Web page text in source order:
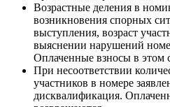
Возрастные деления в
возникновения спорных
выступления, возраст
выяснении нарушений
Оплаченные взносы в этом
При несоответствии
участников в номере
дисквалификация.